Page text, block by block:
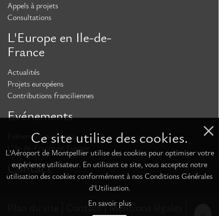
Appels à projets
Consultations
L'Europe en Ile-de-
France
Actualités
Projets européens
Contributions franciliennes
Evénements
Evénement européens
L'île-de-France en Europe
Contact
Contact Mentions légales
Ce site utilise des cookies.
L’Aéroport de Montpellier utilise des cookies pour optimiser votre
expérience utilisateur. En utilisant ce site, vous acceptez notre
utilisation des cookies conformément à nos Conditions Générales
d'Utilisation.
En savoir plus